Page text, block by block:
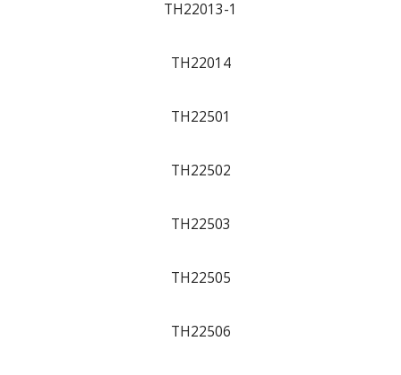
TH22013-1
TH22014
TH22501
TH22502
TH22503
TH22505
TH22506